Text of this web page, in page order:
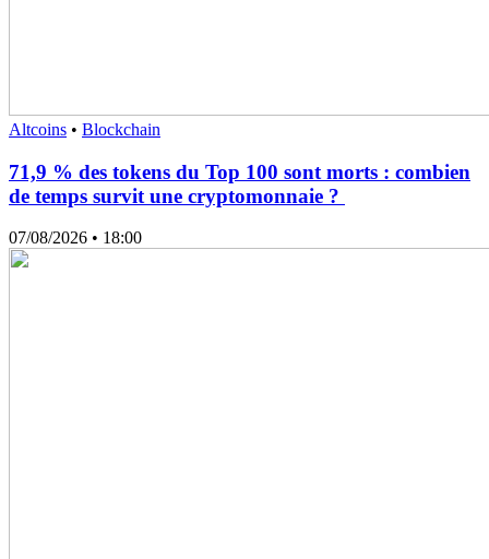
Altcoins • Blockchain
71,9 % des tokens du Top 100 sont morts : combien
de temps survit une cryptomonnaie ?
07/08/2026 • 18:00